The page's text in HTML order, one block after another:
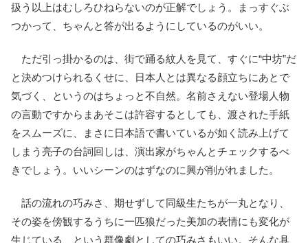
扱う以上はむしろひねらないのが正解でしょう。まっすぐぶ
つかって、ちゃんと答が出るようにしているのがいい。
ただ引っ掛かるのは、街で踊る紋人を見て、すぐに“中坊”だ
と決めつけられるくせに、日本人とは異なる顔立ちにあとで
気づく、というのはちょっと不自然。名前さえない登場人物
の言動ですからまあそこは許容するとしても、渡された手紙
をスムーズに、まさに日本語で書いているが如く読み上げて
しまう亮子の台詞回しは、演出家がちゃんとチェックするべ
きでしょう。いいシーンのはずなのに興が削がれました。
話の流れの巧みさ、期せずして同級生たちが一丸となり、
その姿を傍観するうちに一匹狼だった美加の表情にも変化が
生じている、という群像劇としての巧みさもいい。そんな具